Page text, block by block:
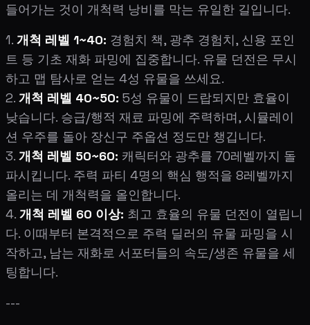
들어가는 것이 개척력 낭비를 막는 유일한 길입니다.
1. 개척 레벨 1~40: 경험치 책, 광추 경험치, 신용 포인
트 등 기초 재화 파밍에 집중합니다. 유물 던전은 무시
하고 맵 탐사로 얻는 4성 유물을 쓰세요.
2. 개척 레벨 40~50: 5성 유물이 드랍되지만 효율이
낮습니다. 승급/행적 재료 파밍에 주력하며, 시뮬레이
션 우주를 돌아 장신구 주옵션 정도만 챙깁니다.
3. 개척 레벨 50~60: 캐릭터와 광추를 70레벨까지 돌
파시킵니다. 주력 파티 4명의 핵심 행적을 8레벨까지
올리는 데 개척력을 올인합니다.
4. 개척 레벨 60 이상: 최고 효율의 유물 던전이 열립니
다. 이때부터 본격적으로 주력 딜러의 유물 파밍을 시
작하고, 남는 재화로 서포터들의 속도/생존 유물을 세
팅합니다.
---